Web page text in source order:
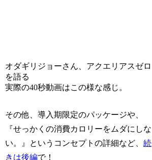
オダギリジョーさん、アクエリアスゼロ
を語る
実際の40秒動画はこの様な感じ。
その他、導入期限定のパッケージや、
『せっかくの消費カロリーをムダにしな
い。』というコンセプトの詳細など、続
きは後編で！